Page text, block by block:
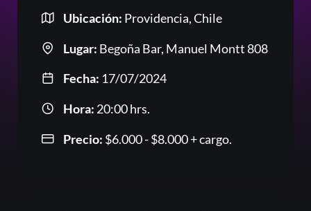
Ubicación: Providencia, Chile
Lugar: Begoña Bar, Manuel Montt 808
Fecha: 17/07/2024
Hora: 20:00 hrs.
Precio: $6.000-$8.000Rango
+ cargo.
Or